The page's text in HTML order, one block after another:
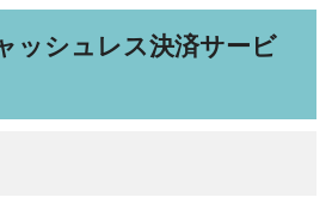
ッシュレス決済サービ